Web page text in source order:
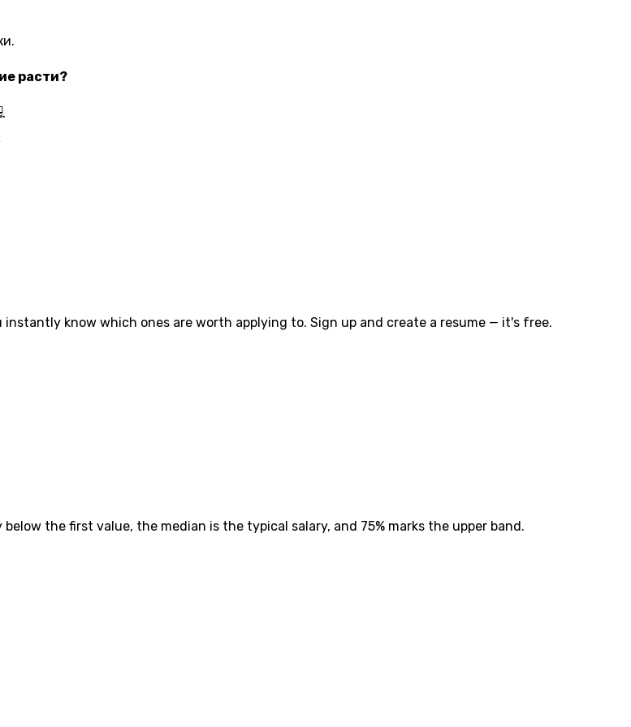
расти?
know which ones are worth applying to. Sign up and create a resume — it's free.
the first value, the median is the typical salary, and 75% marks the upper band.